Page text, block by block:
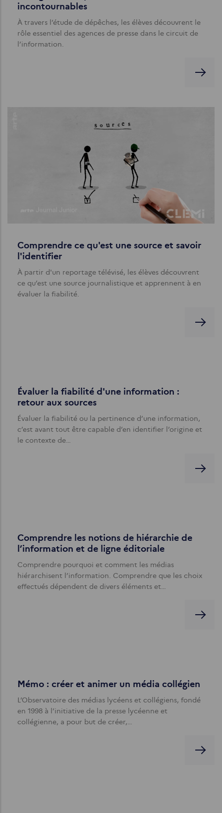
incontournables
À travers l’étude de dépêches, les élèves découvrent le
rôle essentiel des agences de presse dans le circuit de
l’information.
Comprendre ce qu'est une source et savoir
l'identifier
À partir d'un reportage télévisé, les élèves découvrent
ce qu’est une source journalistique et apprennent à en
évaluer la fiabilité.
Évaluer la fiabilité d'une information :
retour aux sources
Évaluer la fiabilité ou la pertinence d’une information,
c’est avant tout être capable d’en identifier l’origine et
le contexte de…
Comprendre les notions de hiérarchie de
l’information et de ligne éditoriale
Comprendre pourquoi et comment les médias
hiérarchisent l’information. Comprendre que les choix
effectués dépendent de divers éléments et…
Mémo : créer et animer un média collégien
L’Observatoire des médias lycéens et collégiens, fondé
en 1998 à l’initiative de la presse lycéenne et
collégienne, a pour but de créer,…